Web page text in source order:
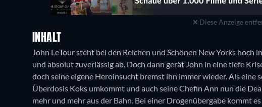
Diese Anzeige
INHALT
John LeTour steht bei den Reichen und Schönen New Yorks hoch
und absolut zuverlässig ab. Doch dann gerät John in eine tiefe
doch seine eigene Heroinsucht bremst ihn immer wieder. Als
Überdosis Koks umkommt und auch seine Chefin Ann nun die
mehr und mehr aus der Bahn. Bei einer Drogenübergabe kommt